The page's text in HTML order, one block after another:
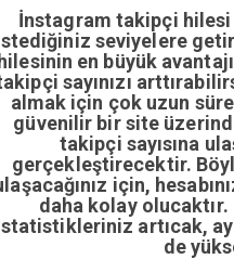
İnstagram takipçi hilesi
seviyelere
en büyük
sayınızı
almak için çok uzun
güvenilir bir site
takipçi sayısına
gerçekleştirecektir.
için,
daha kolay olucaktır.
artıcak,
de